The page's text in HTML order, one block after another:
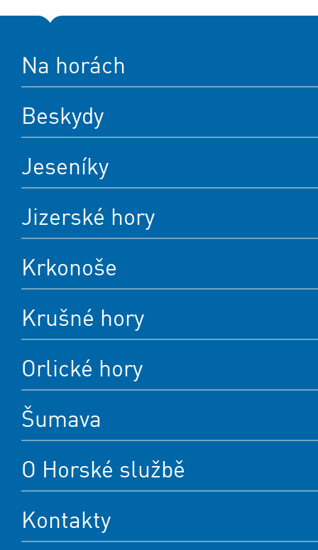
Na horách
Beskydy
Jeseníky
Jizerské hory
Krkonoše
Krušné hory
Orlické hory
Šumava
O Horské službě
Kontakty